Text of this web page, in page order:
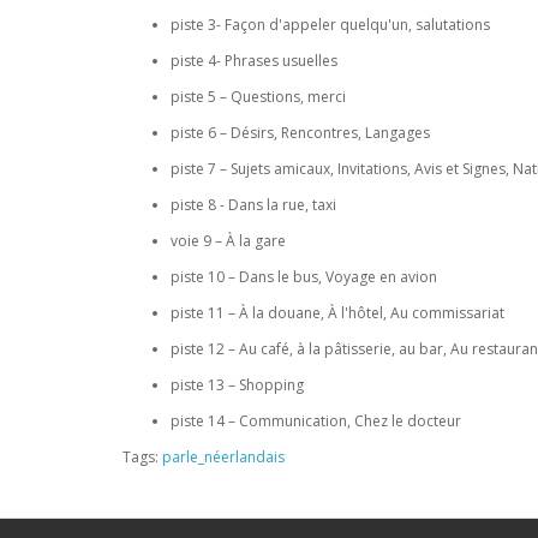
piste 3- Façon d'appeler quelqu'un, salutations
piste 4- Phrases usuelles
piste 5 – Questions, merci
piste 6 – Désirs, Rencontres, Langages
piste 7 – Sujets amicaux, Invitations, Avis et Signes,
piste 8 - Dans la rue, taxi
voie 9 – À la gare
piste 10 – Dans le bus, Voyage en avion
piste 11 – À la douane, À l'hôtel, Au commissariat
piste 12 – Au café, à la pâtisserie, au bar, Au
piste 13 – Shopping
piste 14 – Communication, Chez le docteur
Tags: parle_néerlandais